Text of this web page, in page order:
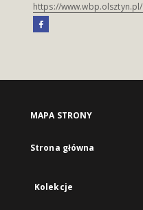
https://www.wbp.olsztyn.pl/
MAPA STRONY
Strona główna
Kolekcje